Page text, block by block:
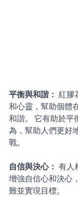
平衡與和諧： 紅膠
和心靈，幫助個體
和諧。 它有助於平
為，幫助人們更好
戰。
自信與決心： 有人
增強自信心和決心
難並實現目標。